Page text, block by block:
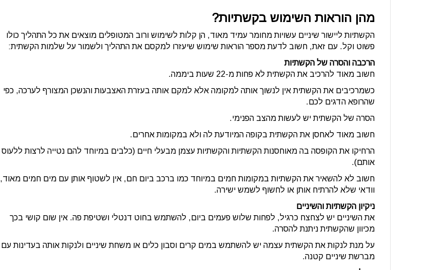
מהן הוראות השימוש בקשתיות?
הקשתיות ליישור שיניים עשויות מחומר עמיד מאוד, הן קלות לשימוש ורוב המטופלים מוצאים את כל התהליך כולו
פשוט וקל. עם זאת, חשוב לדעת מספר הוראות שימוש שיעזרו למקסם את התהליך ולשמור על שלמות הקשתית:
הרכבה והסרה של הקשתיות
חשוב מאוד להרכיב את הקשתית לא פחות מ-22 שעות ביממה.
כשמרכיבים את הקשתית אין לנשוך אותה למקומה אלא למקם אותה בעזרת האצבעות והנשכן המצורף לערכה, כפי
שהרופא הדגים לכם.
הסרה של הקשתית יש לעשות מהצב הפנימי.
חשוב מאוד לאחסן את הקשתית בקופה המיודעת לה ולא במקומות אחרים.
הרחיקו את הקופסה בה מאוחסנות הקשתיות והקשתיות עצמן מבעלי חיים (כלבים במיוחד להם נטייה לרצות ללעוס
אותם).
חשוב לא להשאיר את הקשתיות במקומות חמים במיוחד כמו ברכב ביום חם, אין לשטוף אותן עם מים חמים מאוד,
וודאי שלא להרתיח אותן או לחשוף לשמש ישירה.
ניקיון הקשתיות והשיניים
את השיניים יש לצחצח כרגיל, לפחות שלוש פעמים ביום, להשתמש בחוט דנטלי ושטיפת פה. אין שום קושי בכך
מכיוון שהקשתית ניתנת להסרה.
על מנת לנקות את הקשתית עצמה יש להשתמש במים קרים וסבון כלים או משחת שיניים ולנקות אותה בעדינות עם
מברשת שיניים קטנה.